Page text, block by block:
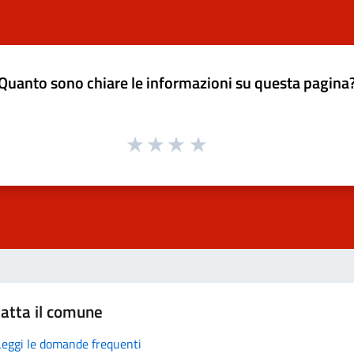
sono chiare le informazioni su questa
il comune
le domande frequenti